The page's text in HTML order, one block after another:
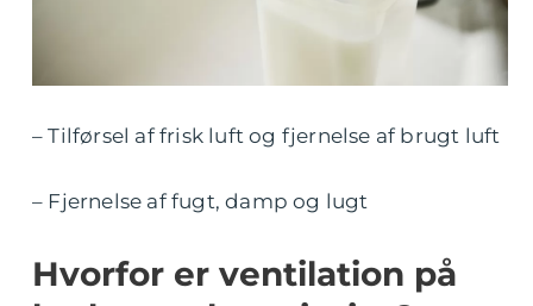
– Tilførsel af frisk luft og fjernelse af brugt luft
– Fjernelse af fugt, damp og lugt
Hvorfor er ventilation på